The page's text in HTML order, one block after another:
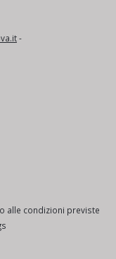
-
alle condizioni previste